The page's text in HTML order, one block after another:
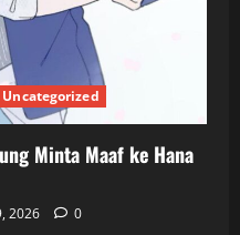
Uncategorized
Minta Maaf ke Hana
2026 0